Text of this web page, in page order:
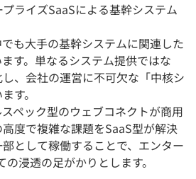
ライズSaaSによる基幹システム
も大手の基幹システムに関連した
す。単なるシステム提供ではな
、会社の運営に不可欠な「中核シ
す。
ペック型のウェブコネクトが商用
度で複雑な課題をSaaS型が解決
として稼働することで、エンター
浸透の足がかりとします。